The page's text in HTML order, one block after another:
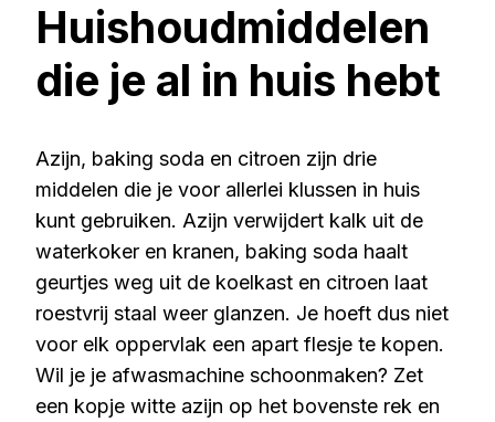
Huishoudmiddelen
die je al in huis hebt
Azijn, baking soda en citroen zijn drie
middelen die je voor allerlei klussen in huis
kunt gebruiken. Azijn verwijdert kalk uit de
waterkoker en kranen, baking soda haalt
geurtjes weg uit de koelkast en citroen laat
roestvrij staal weer glanzen. Je hoeft dus niet
voor elk oppervlak een apart flesje te kopen.
Wil je je afwasmachine schoonmaken? Zet
een kopje witte azijn op het bovenste rek en